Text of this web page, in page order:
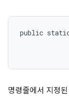
public static
명령줄에서 지정